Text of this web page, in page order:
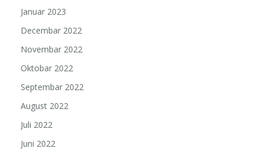
Januar 2023
Decembar 2022
Novembar 2022
Oktobar 2022
Septembar 2022
August 2022
Juli 2022
Juni 2022